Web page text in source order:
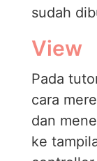
sudah
View
Pada
cara
dan
ke